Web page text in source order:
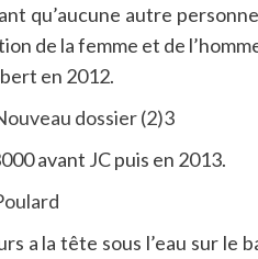
qu’aucune autre
de la femme et de
en 2012.
avant JC puis en 2013.
a la tête sous l’eau sur le